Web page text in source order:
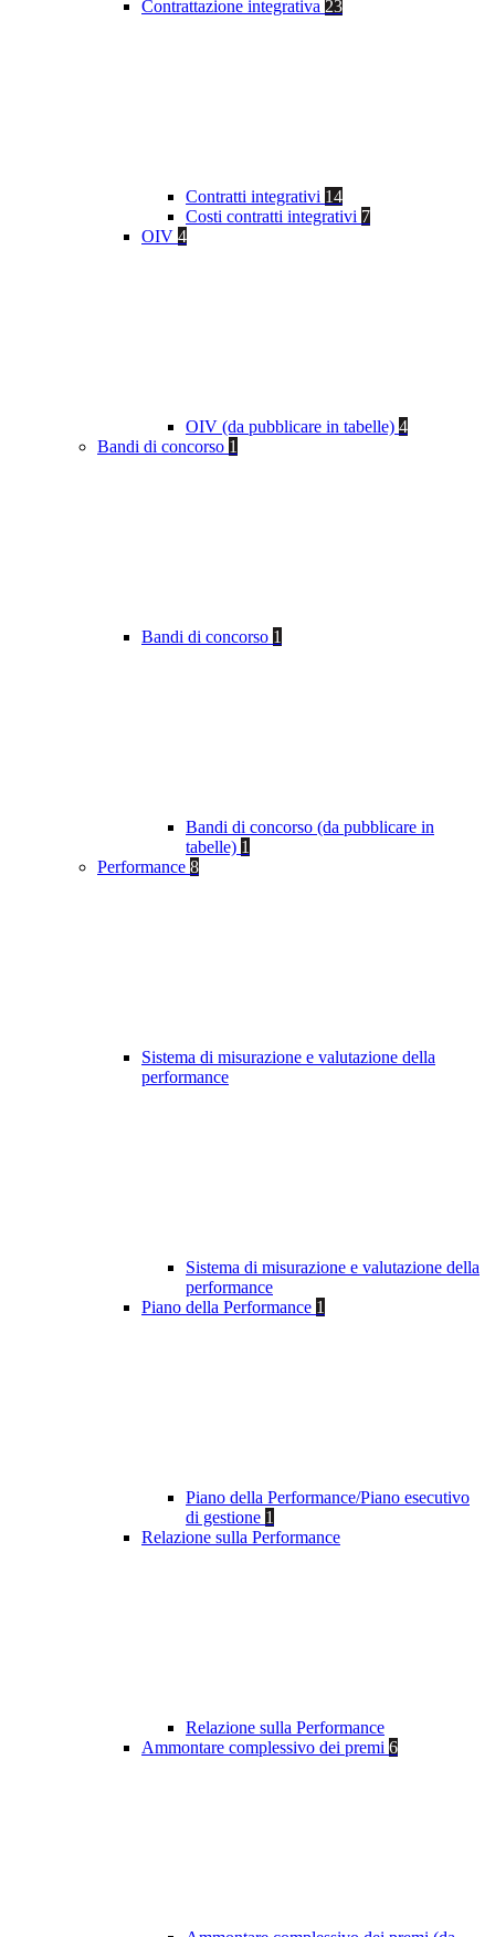
Contrattazione integrativa 23
Contratti integrativi 14
Costi contratti integrativi 7
OIV 4
OIV (da pubblicare in tabelle) 4
Bandi di concorso 1
Bandi di concorso 1
Bandi di concorso (da pubblicare in
tabelle) 1
Performance 8
Sistema di misurazione e valutazione della
performance
Sistema di misurazione e valutazione della
performance
Piano della Performance 1
Piano della Performance/Piano esecutivo
di gestione 1
Relazione sulla Performance
Relazione sulla Performance
Ammontare complessivo dei premi 6